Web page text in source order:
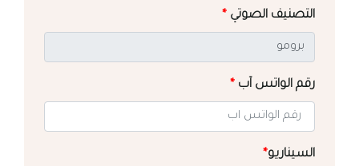
التصنيف الصوتي *
رقم الواتس آب *
السيناريو*